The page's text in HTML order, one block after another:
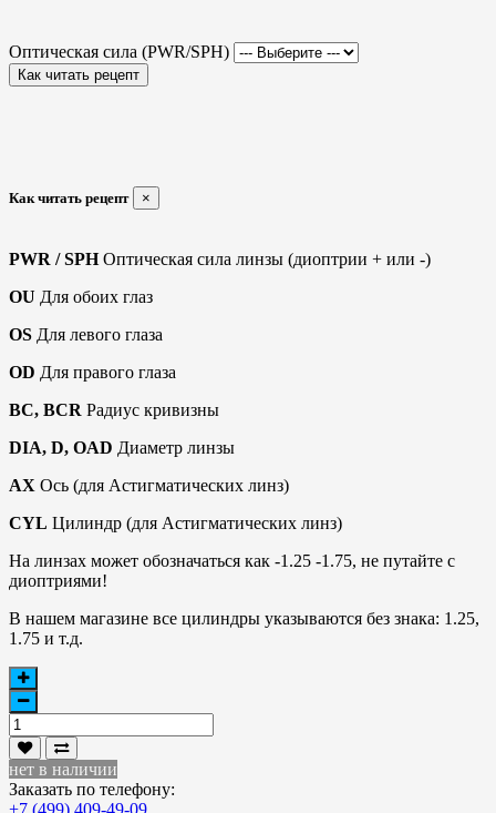
Оптическая сила (PWR/SPH)
Как читать рецепт
Как читать рецепт ×
PWR / SPHОптическая сила линзы (диоптрии + или -)
OU Для обоих глаз
OS Для левого глаза
OD Для правого глаза
BC, BCR Радиус кривизны
DIA, D, OAD Диаметр линзы
AX Ось (для Астигматических линз)
CYL Цилиндр (для Астигматических линз)
На линзах может обозначаться как -1.25 -1.75, не путайте с
диоптриями!
В нашем магазине все цилиндры указываются без знака: 1.25,
1.75 и т.д.
нет в наличии
Заказать по телефону:
+7 (499) 409-49-09